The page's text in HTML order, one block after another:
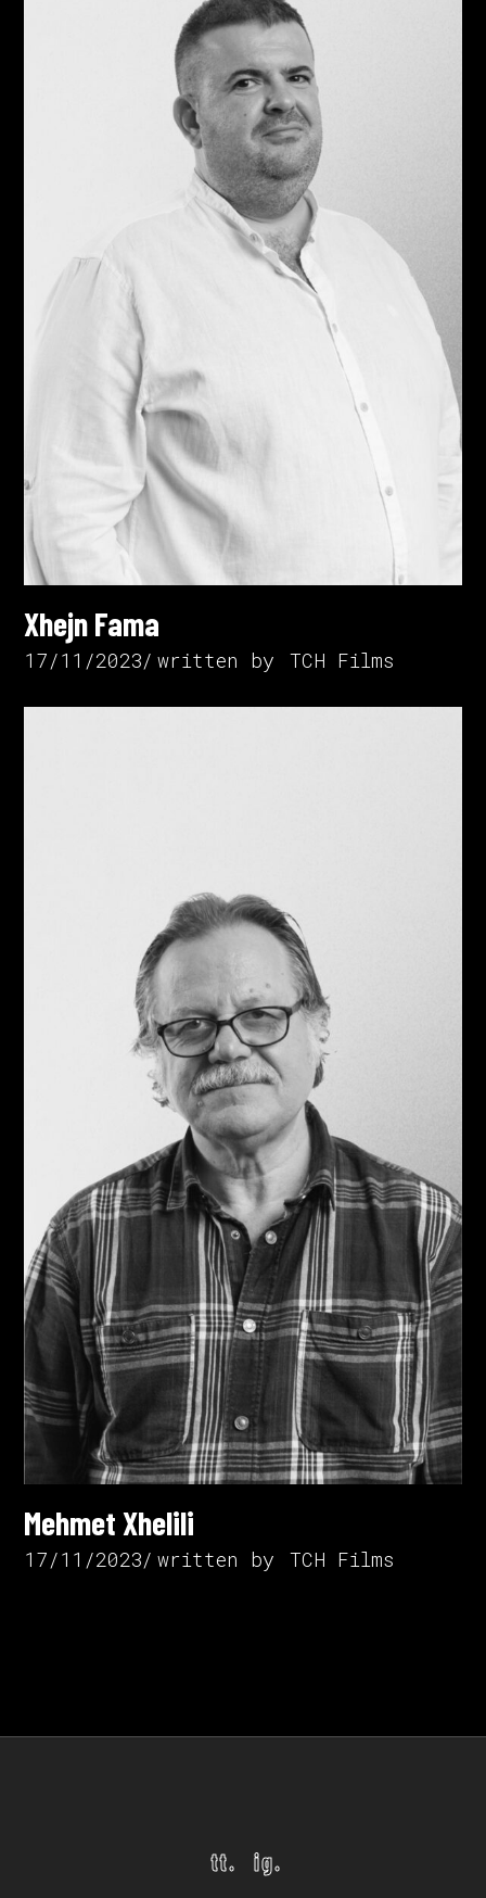
Xhejn Fama
17/11/2023 written by TCH Films
Mehmet Xhelili
17/11/2023 written by TCH Films
tt. ig.